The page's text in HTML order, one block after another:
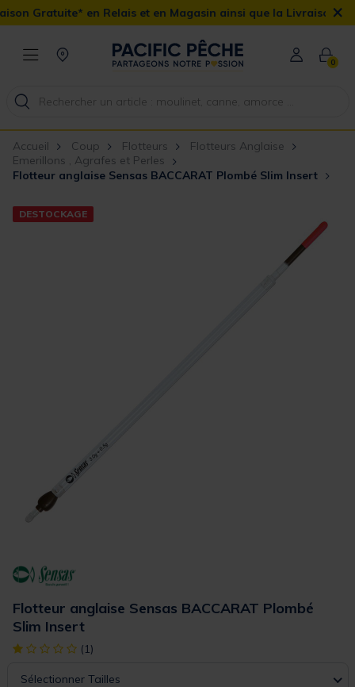
Gratuite* en Relais et en Magasin ainsi que la Livraison ×
0
Accueil Coup Flotteurs
Flotteurs Anglaise
Emerillons , Agrafes et Perles
Flotteur anglaise Sensas BACCARAT Plombé Slim Insert
DESTOCKAGE
Flotteur anglaise Sensas BACCARAT Plombé
Slim Insert
[object Object] out of 5 Customer Rating
(1)
Sélectionner Tailles